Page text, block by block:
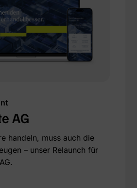
AG
handeln, muss auch die
– unser Relaunch für